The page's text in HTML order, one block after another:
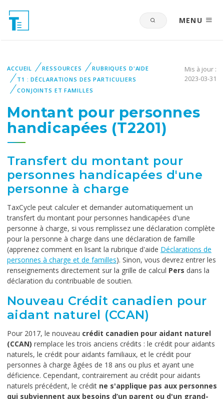
MENU
ACCUEIL RESSOURCES
RUBRIQUES D'AIDE
T1 : DÉCLARATIONS DES PARTICULIERS
CONJOINTS ET FAMILLES
Mis à jour :
2023-03-31
Montant pour personnes
handicapées (T2201)
Transfert du montant pour
personnes handicapées d'une
personne à charge
TaxCycle peut calculer et demander automatiquement un
transfert du montant pour personnes handicapées d'une
personne à charge, si vous remplissez une déclaration complète
pour la personne à charge dans une déclaration de famille
(apprenez comment en lisant la rubrique d'aide Déclarations de
personnes à charge et de familles). Sinon, vous devrez entrer les
renseignements directement sur la grille de calcul Pers dans la
déclaration du contribuable de soutien.
Nouveau Crédit canadien pour
aidant naturel (CCAN)
Pour 2017, le nouveau crédit canadien pour aidant naturel
(CCAN) remplace les trois anciens crédits : le crédit pour aidants
naturels, le crédit pour aidants familiaux, et le crédit pour
personnes à charge âgées de 18 ans ou plus et ayant une
déficience. Cependant, contrairement au crédit pour aidants
naturels précédent, le crédit ne s'applique pas aux personnes
qui subviennent aux besoins d’un parent ou d'un grand-